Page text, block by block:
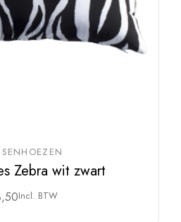
Zebra wit zwart
Incl. BTW